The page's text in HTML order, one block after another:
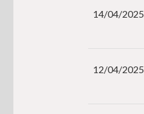
14/04/2025
12/04/2025